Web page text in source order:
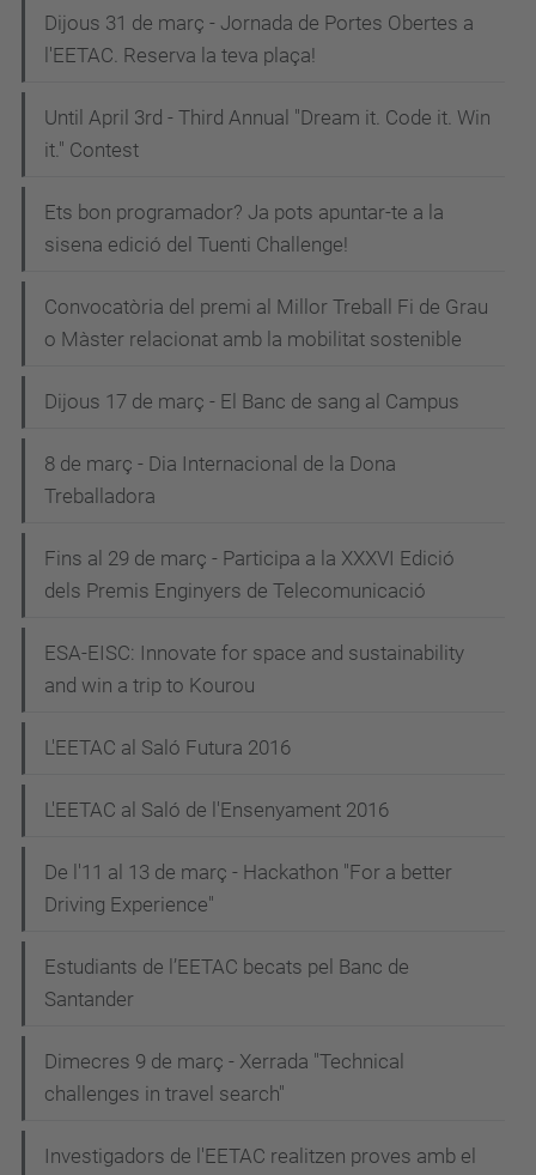
Dijous 31 de març - Jornada de Portes Obertes a
l'EETAC. Reserva la teva plaça!
Until April 3rd - Third Annual "Dream it. Code it. Win
it." Contest
Ets bon programador? Ja pots apuntar-te a la
sisena edició del Tuenti Challenge!
Convocatòria del premi al Millor Treball Fi de Grau
o Màster relacionat amb la mobilitat sostenible
Dijous 17 de març - El Banc de sang al Campus
8 de març - Dia Internacional de la Dona
Treballadora
Fins al 29 de març - Participa a la XXXVI Edició
dels Premis Enginyers de Telecomunicació
ESA-EISC: Innovate for space and sustainability
and win a trip to Kourou
L'EETAC al Saló Futura 2016
L'EETAC al Saló de l'Ensenyament 2016
De l'11 al 13 de març - Hackathon "For a better
Driving Experience"
Estudiants de l’EETAC becats pel Banc de
Santander
Dimecres 9 de març - Xerrada "Technical
challenges in travel search"
Investigadors de l'EETAC realitzen proves amb el